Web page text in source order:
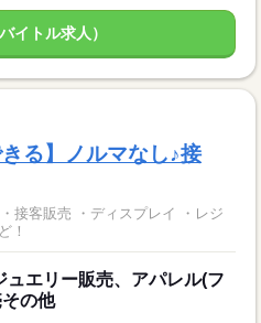
イトル求人）
る】ノルマなし♪接
接客販売 ・ディスプレイ ・レジ
！
ュエリー販売、アパレル(フ
の他